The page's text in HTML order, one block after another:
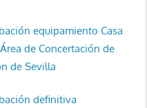
equipamiento Casa
de Concertación de
de Sevilla
definitiva